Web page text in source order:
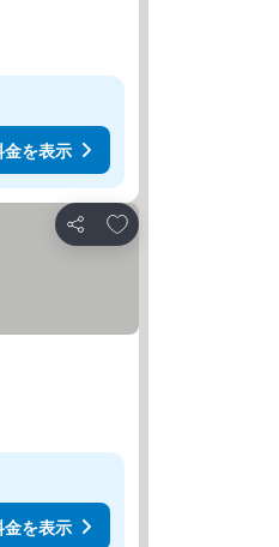
金を表示
シェア
お気に入りに追加
金を表示